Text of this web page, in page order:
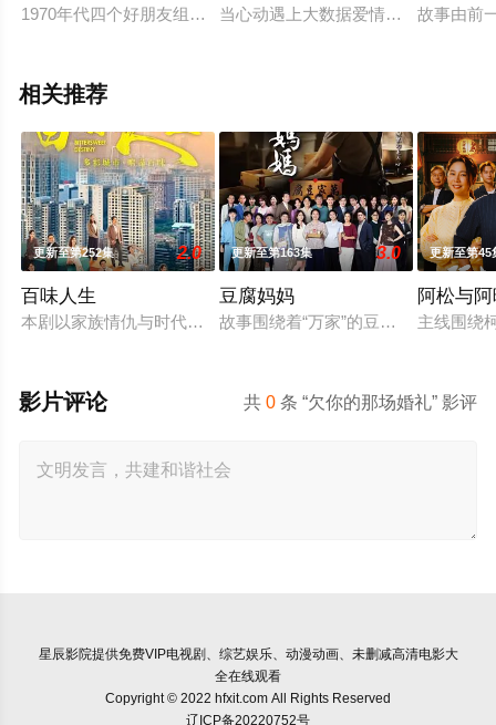
1970年代四个好朋友组成「桥头青年合作社」，刻划他们在爱
当心动遇上大数据爱情，谁才是对的
故事由前
相关推荐
更新至第252集 2.0
百味人生
本剧以家族情仇与时代情怀为主轴，剧情叙述一场突如其来的
更新至第163集 3.0
豆腐妈妈
故事围绕着“万家”的豆腐老店，因“
更新至第45
阿松与
主线围绕
共0 条 “欠你的那场婚礼” 影评
影片评论
星辰影院提供免费VIP电视剧、综艺娱乐、动漫动画、未删减高清电影大
全在线观看
Copyright © 2022 hfxit.com All Rights Reserved
辽ICP备20220752号